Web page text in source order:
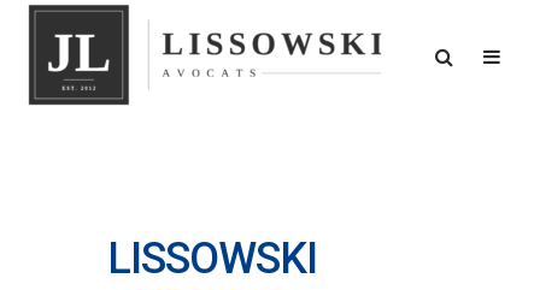
LISSOWSKI